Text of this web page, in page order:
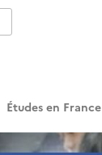
Études en France